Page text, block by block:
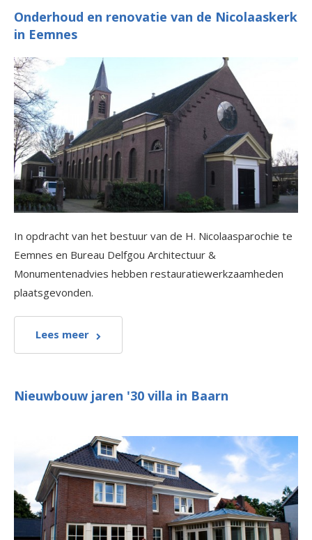
Onderhoud en renovatie van de Nicolaaskerk
in Eemnes
In opdracht van het bestuur van de H. Nicolaasparochie te
Eemnes en Bureau Delfgou Architectuur &
Monumentenadvies hebben restauratiewerkzaamheden
plaatsgevonden.
Lees meer
Nieuwbouw jaren '30 villa in Baarn